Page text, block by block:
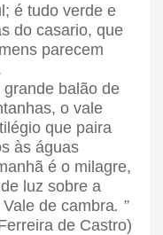
é tudo verde e
do casario, que
parecem
balão de
o vale
que paira
às águas
é o milagre,
luz sobre a
de cambra. ”
de Castro)